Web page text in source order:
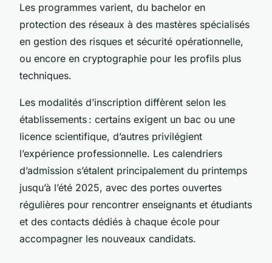
Les programmes varient, du bachelor en
protection des réseaux à des mastères spécialisés
en gestion des risques et sécurité opérationnelle,
ou encore en cryptographie pour les profils plus
techniques.
Les modalités d’inscription diffèrent selon les
établissements : certains exigent un bac ou une
licence scientifique, d’autres privilégient
l’expérience professionnelle. Les calendriers
d’admission s’étalent principalement du printemps
jusqu’à l’été 2025, avec des portes ouvertes
régulières pour rencontrer enseignants et étudiants
et des contacts dédiés à chaque école pour
accompagner les nouveaux candidats.